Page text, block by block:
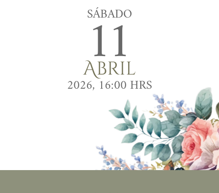
SÁBADO
11
Abril
2026, 16:00 HRS